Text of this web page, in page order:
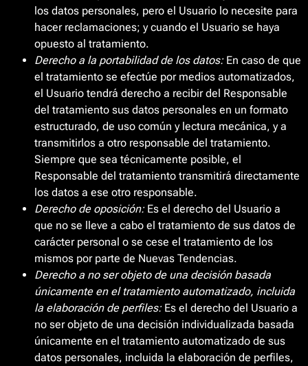
los datos personales, pero el Usuario lo necesite para
hacer reclamaciones; y cuando el Usuario se haya
opuesto al tratamiento.
Derecho a la portabilidad de los datos:En caso de que
el tratamiento se efectúe por medios automatizados,
el Usuario tendrá derecho a recibir del Responsable
del tratamiento sus datos personales en un formato
estructurado, de uso común y lectura mecánica, y a
transmitirlos a otro responsable del tratamiento.
Siempre que sea técnicamente posible, el
Responsable del tratamiento transmitirá directamente
los datos a ese otro responsable.
Derecho de oposición:Es el derecho del Usuario a
que no se lleve a cabo el tratamiento de sus datos de
carácter personal o se cese el tratamiento de los
mismos por parte de Nuevas Tendencias.
Derecho a no ser objeto de una decisión basada
únicamente en el tratamiento automatizado, incluida
la elaboración de perfiles:Es el derecho del Usuario a
no ser objeto de una decisión individualizada basada
únicamente en el tratamiento automatizado de sus
datos personales, incluida la elaboración de perfiles,